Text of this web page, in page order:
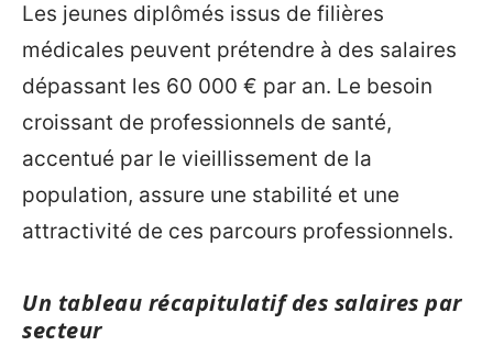
Les jeunes diplômés issus de filières
médicales peuvent prétendre à des salaires
dépassant les 60 000 € par an. Le besoin
croissant de professionnels de santé,
accentué par le vieillissement de la
population, assure une stabilité et une
attractivité de ces parcours professionnels.
Un tableau récapitulatif des salaires par
secteur